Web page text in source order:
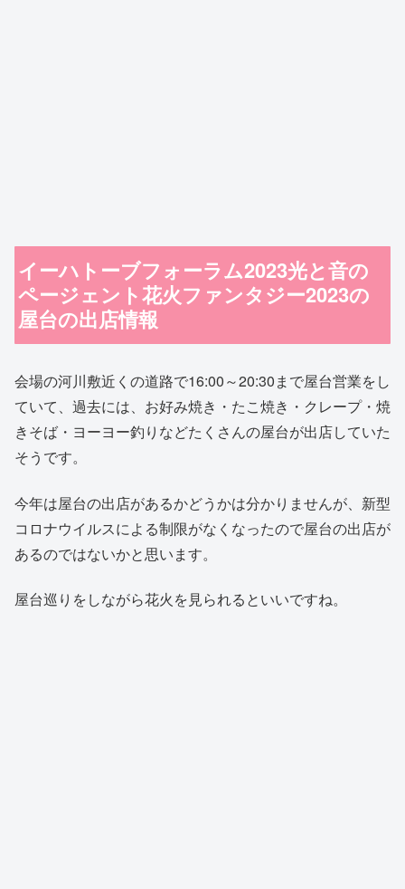
イーハトーブフォーラム2023光と音の
ページェント花火ファンタジー2023の
屋台の出店情報
会場の河川敷近くの道路で16:00～20:30まで屋台営業をし
ていて、過去には、お好み焼き・たこ焼き・クレープ・焼
きそば・ヨーヨー釣りなどたくさんの屋台が出店していた
そうです。
今年は屋台の出店があるかどうかは分かりませんが、新型
コロナウイルスによる制限がなくなったので屋台の出店が
あるのではないかと思います。
屋台巡りをしながら花火を見られるといいですね。